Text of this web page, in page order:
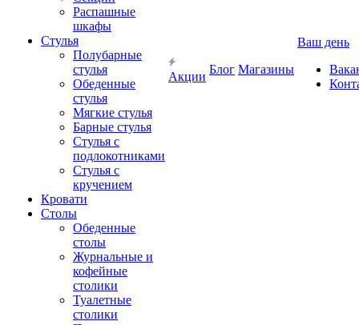
Распашные
шкафы
Стулья
Полубарные
стулья
Обеденные
стулья
Мягкие стулья
Барные стулья
Стулья с
подлокотниками
Стулья с
кручением
Кровати
Столы
Обеденные
столы
Журнальные и
кофейные
столики
Туалетные
столики
Акции
Блог Магазины
Ваш день